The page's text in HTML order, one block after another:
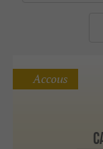
Accous